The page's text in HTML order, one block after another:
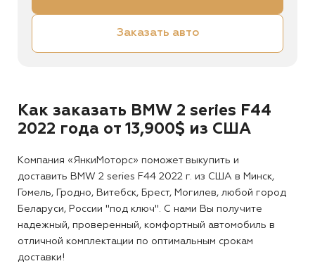
Заказать авто
Как заказать BMW 2 series F44
2022 года от 13,900$ из США
Компания «ЯнкиМоторс» поможет выкупить и
доставить BMW 2 series F44 2022 г. из США в Минск,
Гомель, Гродно, Витебск, Брест, Могилев, любой город
Беларуси, России "под ключ". С нами Вы получите
надежный, проверенный, комфортный автомобиль в
отличной комплектации по оптимальным срокам
доставки!